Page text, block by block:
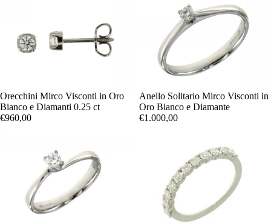
Orecchini Mirco Visconti in Oro
Bianco e Diamanti 0.25 ct
€960,00
Anello Solitario Mirco Visconti in
Oro Bianco e Diamante
€1.000,00